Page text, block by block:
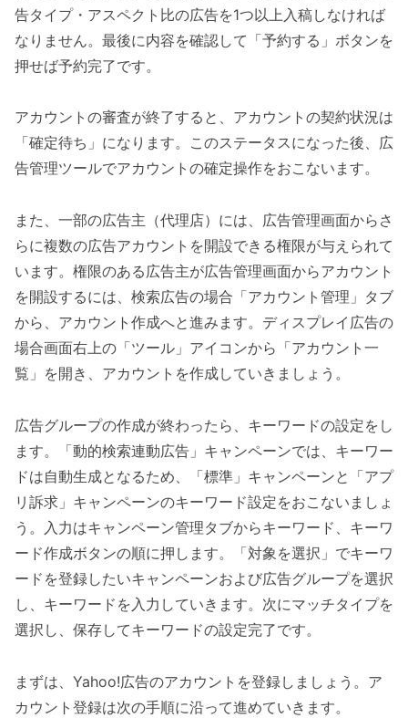
告タイプ・アスペクト比の広告を1つ以上入稿しなければ
なりません。最後に内容を確認して「予約する」ボタンを
押せば予約完了です。
アカウントの審査が終了すると、アカウントの契約状況は
「確定待ち」になります。このステータスになった後、広
告管理ツールでアカウントの確定操作をおこないます。
また、一部の広告主（代理店）には、広告管理画面からさ
らに複数の広告アカウントを開設できる権限が与えられて
います。権限のある広告主が広告管理画面からアカウント
を開設するには、検索広告の場合「アカウント管理」タブ
から、アカウント作成へと進みます。ディスプレイ広告の
場合画面右上の「ツール」アイコンから「アカウント一
覧」を開き、アカウントを作成していきましょう。
広告グループの作成が終わったら、キーワードの設定をし
ます。「動的検索連動広告」キャンペーンでは、キーワー
ドは自動生成となるため、「標準」キャンペーンと「アプ
リ訴求」キャンペーンのキーワード設定をおこないましょ
う。入力はキャンペーン管理タブからキーワード、キーワ
ード作成ボタンの順に押します。「対象を選択」でキーワ
ードを登録したいキャンペーンおよび広告グループを選択
し、キーワードを入力していきます。次にマッチタイプを
選択し、保存してキーワードの設定完了です。
まずは、Yahoo!広告のアカウントを登録しましょう。ア
カウント登録は次の手順に沿って進めていきます。